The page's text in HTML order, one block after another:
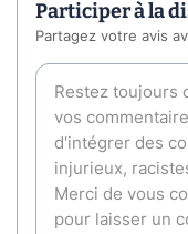
Participer à la
Partagez votre avis